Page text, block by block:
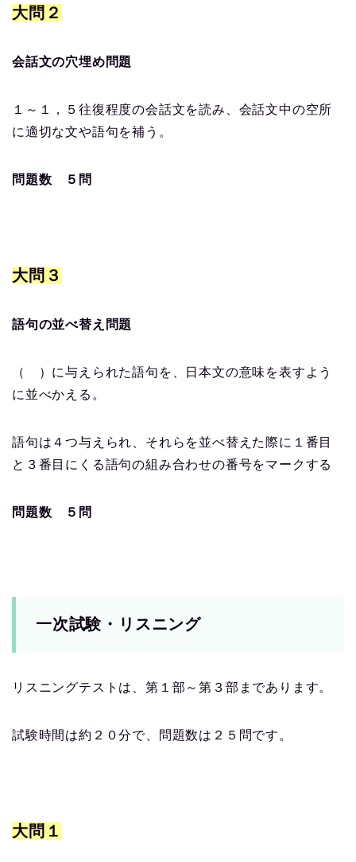
大問２
会話文の穴埋め問題
１～１，５往復程度の会話文を読み、会話文中の空所
に適切な文や語句を補う。
問題数 ５問
大問３
語句の並べ替え問題
（ ）に与えられた語句を、日本文の意味を表すよう
に並べかえる。
語句は４つ与えられ、それらを並べ替えた際に１番目
と３番目にくる語句の組み合わせの番号をマークする
問題数 ５問
一次試験・リスニング
リスニングテストは、第１部～第３部まであります。
試験時間は約２０分で、問題数は２５問です。
大問１